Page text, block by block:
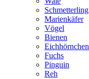
Schmetterling
Marienkäfer
Vögel
Bienen
Eichhörnchen
Fuchs
Pinguin
Reh